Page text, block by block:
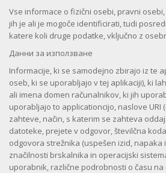
Vse informace o fizični osebi, pravni
jih je ali je mogoče identificirati, tudi
katere koli druge podatke, vključno z
Данни за използване
Informacije, ki se samodejno zbirajo iz te
oseb, ki se uporabljajo v tej aplikaciji), ki
ali imena domen računalnikov, ki jih
uporabljajo to applicationcijo, naslove URI
zahteve, način, s katerim se zahteva
datoteke, prejete v odgovor, številčna
odgovora strežnika (uspešen izid, napaka
značilnosti brskalnika in operacijski
uporabnik, različne podrobnosti o času